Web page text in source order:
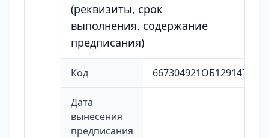
(реквизиты, срок
выполнения, содержание
предписания)
Код
Дата
вынесения
предписания